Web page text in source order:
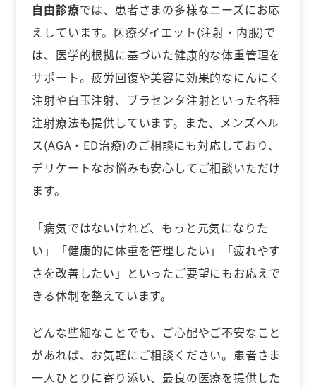
自由診療では、患者さまの多様なニーズにお応
えしています。医療ダイエット(注射・内服)で
は、医学的根拠に基づいた健康的な体重管理を
サポート。疲労回復や美容に効果的なにんにく
注射や白玉注射、プラセンタ注射といった各種
注射療法も提供しています。また、メンズヘル
ス(AGA・ED治療)のご相談にも対応しており、
デリケートなお悩みも安心してご相談いただけ
ます。
「病気ではないけれど、もっと元気になりた
い」「健康的に体重を管理したい」「疲れやす
さを改善したい」といったご要望にもお応えで
きる体制を整えています。
どんな些細なことでも、ご心配やご不安なこと
があれば、お気軽にご相談ください。患者さま
一人ひとりに寄り添い、最良の医療を提供した